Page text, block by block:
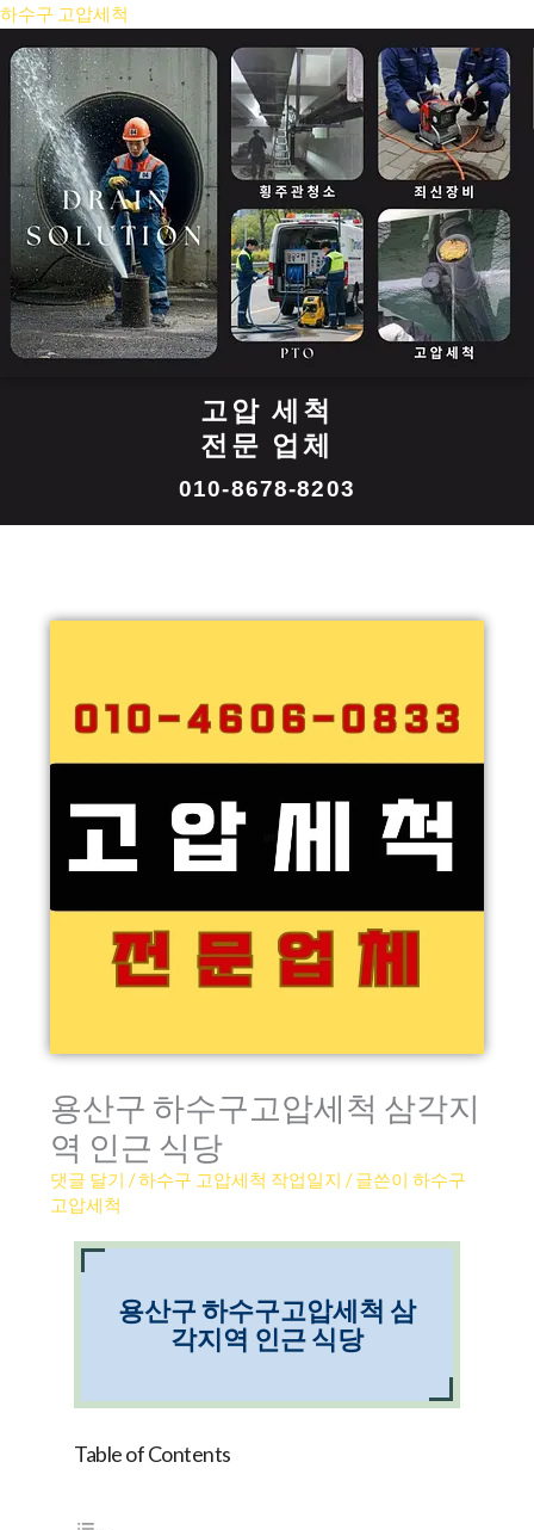
콘
츠
로
너
뛰
기
하수구 고압세척
고압 세척
전문 업체
010-8678-8203
용산구 하수구고압세척 삼각지
역 인근 식당
댓글 달기 /하수구 고압세척 작업일지 / 글쓴이하수구
고압세척
용산구 하수구고압세척 삼
각지역 인근 식당
Table of Contents